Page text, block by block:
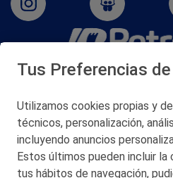
San Martín 5-
© 2026
Tus Preferencias
Utilizamos cookies propias y
técnicos, personalización,
incluyendo anuncios
Estos últimos pueden incluir la
tus hábitos de navegación,